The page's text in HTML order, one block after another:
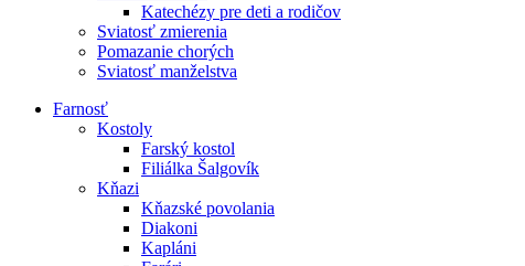
Katechézy pre deti a rodičov
Sviatosť zmierenia
Pomazanie chorých
Sviatosť manželstva
Farnosť
Kostoly
Farský kostol
Filiálka Šalgovík
Kňazi
Kňazské povolania
Diakoni
Kapláni